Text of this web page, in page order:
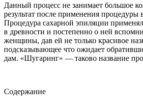
Данный процесс не занимает большое
результат после применения
Процедура сахарной эпиляции
в древности и постепенно о ней
женщины, дав ей не только красивое
подсказывающее что ожидает
дам. «Шугаринг» — таково название
Содержание